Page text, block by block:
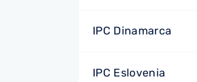
IPC Dinamarca
IPC Eslovenia